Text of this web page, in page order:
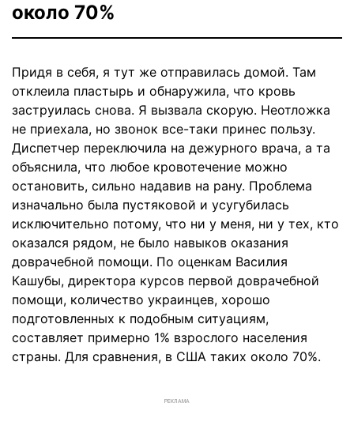
около 70%
Придя в себя, я тут же отправилась домой. Там
отклеила пластырь и обнаружила, что кровь
заструилась снова. Я вызвала скорую. Неотложка
не приехала, но звонок все-таки принес пользу.
Диспетчер переключила на дежурного врача, а та
объяснила, что любое кровотечение можно
остановить, сильно надавив на рану. Проблема
изначально была пустяковой и усугубилась
исключительно потому, что ни у меня, ни у тех, кто
оказался рядом, не было навыков оказания
доврачебной помощи. По оценкам Василия
Кашубы, директора курсов первой доврачебной
помощи, количество украинцев, хорошо
подготовленных к подобным ситуациям,
составляет примерно 1% взрослого населения
страны. Для сравнения, в США таких около 70%.
РЕКЛАМА